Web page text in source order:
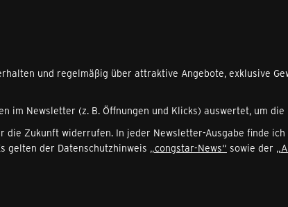
und regelmäßig über attraktive Angebote, exklusive
im Newsletter (z. B. Öffnungen und Klicks) auswertet, um
Zukunft widerrufen. In jeder Newsletter-Ausgabe finde ich
gelten der Datenschutzhinweis „congstar-News“ sowie der